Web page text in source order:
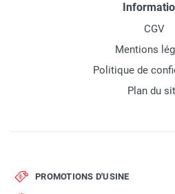
CGV
Mentions
Politique de
Plan du
PROMOTIONS D'USINE